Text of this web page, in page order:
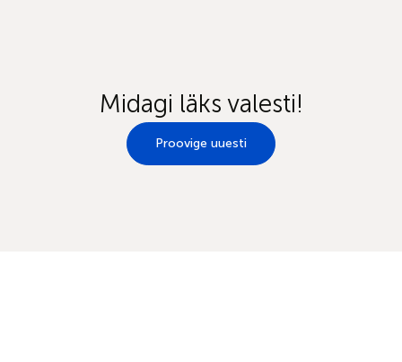
Midagi läks valesti!
Proovige uuesti